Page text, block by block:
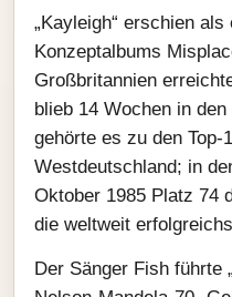
„Kayleigh“ erschien
Konzeptalbums
Großbritannien
blieb 14 Wochen in
gehörte es zu den
Westdeutschland; in
Oktober 1985 Platz 74
die weltweit
Der Sänger Fish führte